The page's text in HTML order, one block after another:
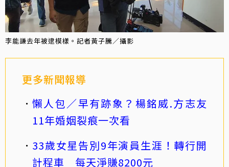
李能謙去年被逮模樣。記者黃子騰／攝影
更多新聞報導
懶人包／早有跡象？楊銘威.方志友
11年婚姻裂痕一次看
33歲女星告別9年演員生涯！轉行開
計程車 每天淨賺8200元